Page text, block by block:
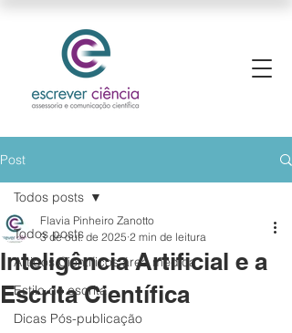
Post
Todos posts
Artigos Científicos área médica
Estilo de escrita
Dicas Pós-publicação
Todos posts
Inteligência Artificial e a
Escrita Científica
Flavia Pinheiro Zanotto
3 de out. de 2025 2 min de leitura